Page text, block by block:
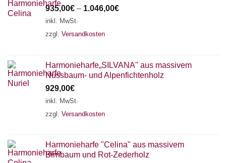
935,00€ – 1.046,00€
inkl. MwSt.
zzgl. Versandkosten
Harmonieharfe„SILVANA" aus massivem
Nussbaum- und Alpenfichtenholz
929,00€
inkl. MwSt.
zzgl. Versandkosten
Harmonieharfe "Celina" aus massivem
Birnbaum und Rot-Zederholz